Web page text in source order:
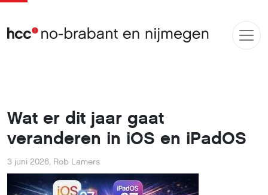
Wat er dit jaar gaat
veranderen in iOS en iPadOS
3 juni 2026, Rob Lamers